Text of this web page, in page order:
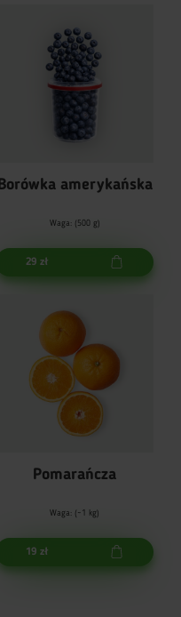
Borówka amerykańska
Waga: (500 g)
29 zł
Pomarańcza
Waga: (~1 kg)
19 zł